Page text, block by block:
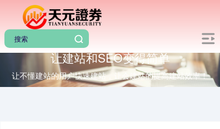
让建站和SEO变得简单
让不懂建站的用户快速建站，让会建站的提高建站效率！